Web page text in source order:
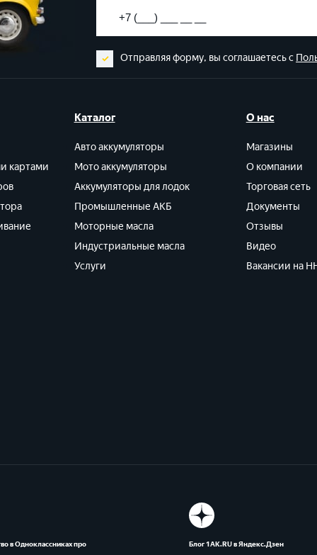
Отправляя форму, вы соглашаетесь с
картами
Каталог
Авто аккумуляторы
Мото аккумуляторы
Аккумуляторы для лодок
Промышленные АКБ
Моторные масла
Индустриальные масла
Услуги
О нас
Магазины
О компании
Торговая сеть
Документы
Отзывы
Видео
Вакансии на
в Одноклассниках про Блог 1АК.RU в Яндекс.Дзен